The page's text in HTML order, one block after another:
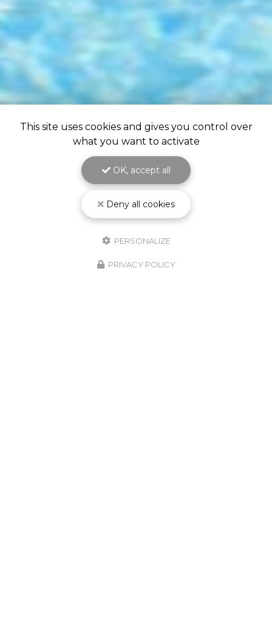
This site uses cookies and gives you control over
what you want to activate
OK, accept all
Deny all cookies
PERSONALIZE
PRIVACY POLICY